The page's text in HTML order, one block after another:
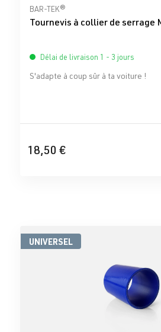
Note moyenne de 0 sur 5 étoiles
BAR-TEK®
Tournevis à collier de serrage
Délai de livraison 1 - 3 jours
S'adapte à coup sûr à ta voiture !
18,50 €
UNIVERSEL